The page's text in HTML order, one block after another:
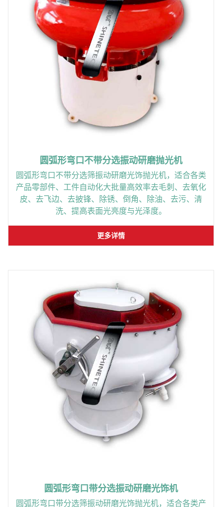
圆弧形弯口不带分选振动研磨抛光机
圆弧形弯口不带分选筛振动研磨光饰抛光机，适合各类
产品零部件、工件自动化大批量高效率去毛刺、去氧化
皮、去飞边、去披锋、除锈、倒角、除油、去污、清
洗、提高表面光亮度与光泽度。
更多详情
圆弧形弯口带分选振动研磨光饰机
圆弧形弯口带分选筛振动研磨光饰抛光机，适合各类产